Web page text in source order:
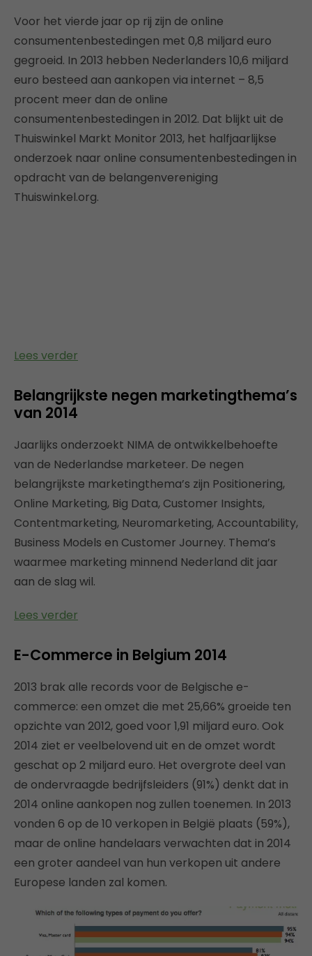
Voor het vierde jaar op rij zijn de online
consumentenbestedingen met 0,8 miljard euro
gegroeid. In 2013 hebben Nederlanders 10,6 miljard
euro besteed aan aankopen via internet – 8,5
procent meer dan de online
consumentenbestedingen in 2012. Dat blijkt uit de
Thuiswinkel Markt Monitor 2013, het halfjaarlijkse
onderzoek naar online consumentenbestedingen in
opdracht van de belangenvereniging
Thuiswinkel.org.
Lees verder
Belangrijkste negen marketingthema’s
van 2014
Jaarlijks onderzoekt NIMA de ontwikkelbehoefte
van de Nederlandse marketeer. De negen
belangrijkste marketingthema’s zijn Positionering,
Online Marketing, Big Data, Customer Insights,
Contentmarketing, Neuromarketing, Accountability,
Business Models en Customer Journey. Thema’s
waarmee marketing minnend Nederland dit jaar
aan de slag wil.
Lees verder
E-Commerce in Belgium 2014
2013 brak alle records voor de Belgische e-
commerce: een omzet die met 25,66% groeide ten
opzichte van 2012, goed voor 1,91 miljard euro. Ook
2014 ziet er veelbelovend uit en de omzet wordt
geschat op 2 miljard euro. Het overgrote deel van
de ondervraagde bedrijfsleiders (91%) denkt dat in
2014 online aankopen nog zullen toenemen. In 2013
vonden 6 op de 10 verkopen in België plaats (59%),
maar de online handelaars verwachten dat in 2014
een groter aandeel van hun verkopen uit andere
Europese landen zal komen.